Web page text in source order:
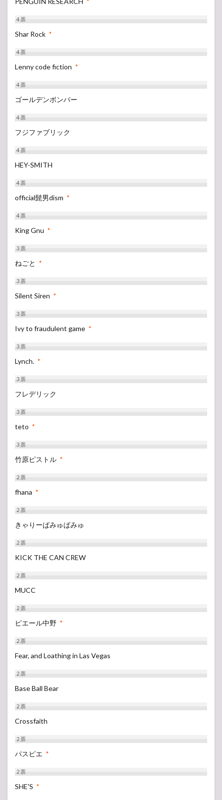
*
4票
Shar Rock *
4票
Lenny code fiction *
4票
ゴールデンボンバー
4票
フジファブリック
4票
HEY-SMITH
4票
official髭男dism *
4票
King Gnu *
3票
ねごと *
3票
Silent Siren *
3票
Ivy to fraudulent game *
3票
Lynch. *
3票
フレデリック
3票
teto *
3票
竹原ピストル *
2票
fhana *
2票
きゃりーぱみゅぱみゅ
2票
KICK THE CAN CREW
2票
MUCC
2票
ピエール中野 *
2票
Fear, and Loathing in Las Vegas
2票
Base Ball Bear
2票
Crossfaith
2票
パスピエ *
2票
SHE'S *